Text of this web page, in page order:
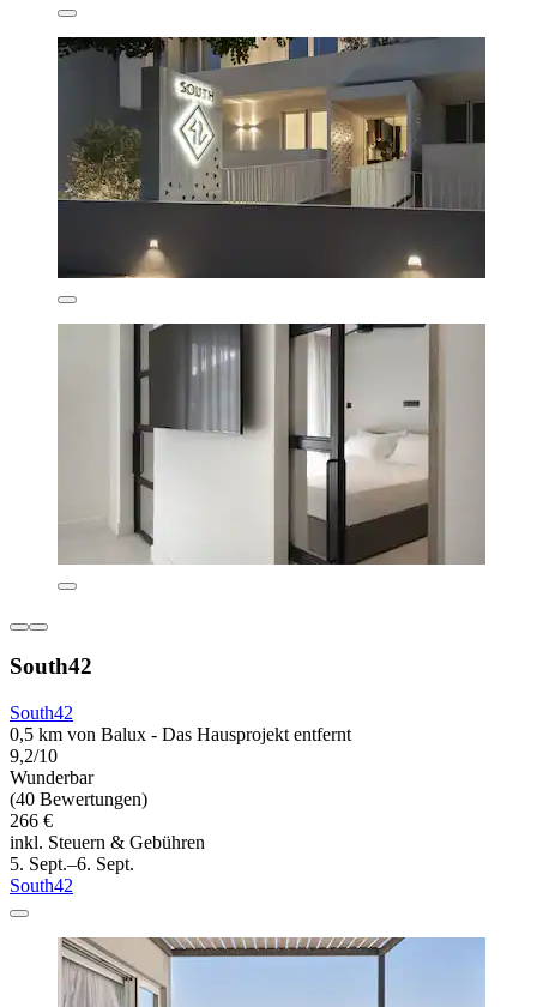
South42
South42
0,5 km von Balux - Das Hausprojekt entfernt
9,2/10
Wunderbar
(40 Bewertungen)
266 €
inkl. Steuern & Gebühren
5. Sept.–6. Sept.
South42